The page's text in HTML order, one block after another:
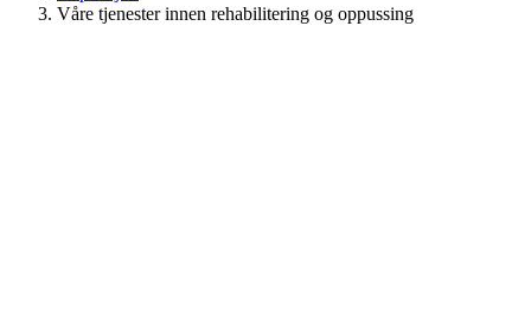
Våre tjenester innen rehabilitering og oppussing